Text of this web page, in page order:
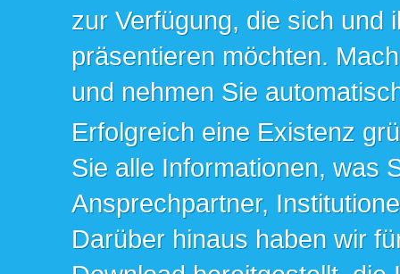
zur Verfügung, die sich und
präsentieren möchten.
und nehmen Sie
Erfolgreich eine Existenz
Sie alle Informationen, was
Ansprechpartner,
Darüber hinaus haben wir